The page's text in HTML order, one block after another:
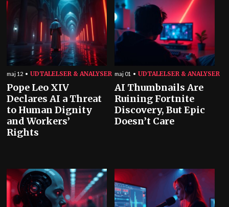
maj 12 UDTALELSER & ANALYSER
Pope Leo XIV
Declares AI a Threat
to Human Dignity
and Workers’
Rights
maj 01 UDTALELSER & ANALYSER
AI Thumbnails Are
Ruining Fortnite
Discovery, But Epic
Doesn’t Care